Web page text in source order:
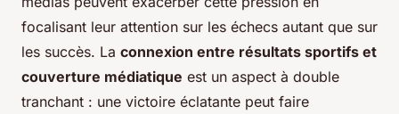
focalisant leur attention sur les échecs autant que sur
les succès. La connexion entre résultats sportifs et
couverture médiatique est un aspect à double
tranchant : une victoire éclatante peut faire